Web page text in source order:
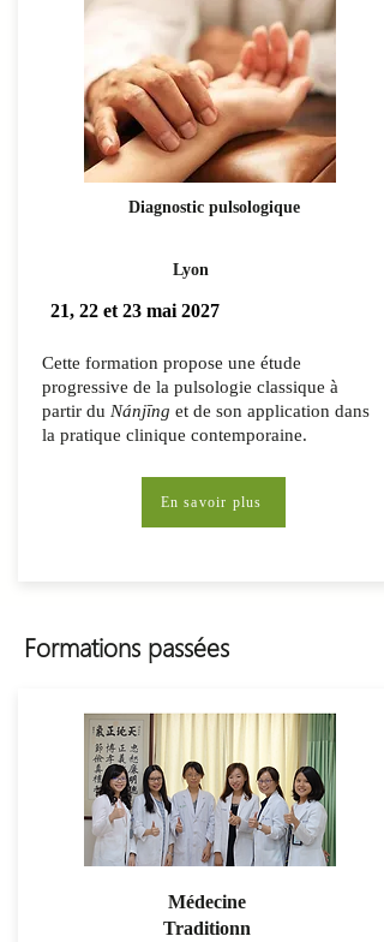
Diagnostic pulsologique
Lyon
21, 22 et 23 mai 2027
Cette formation propose une étude
progressive de la pulsologie classique à
partir du Nánjīng et de son application dans
la pratique clinique contemporaine.
En savoir plus
Formations passées
Médecine
Traditionn